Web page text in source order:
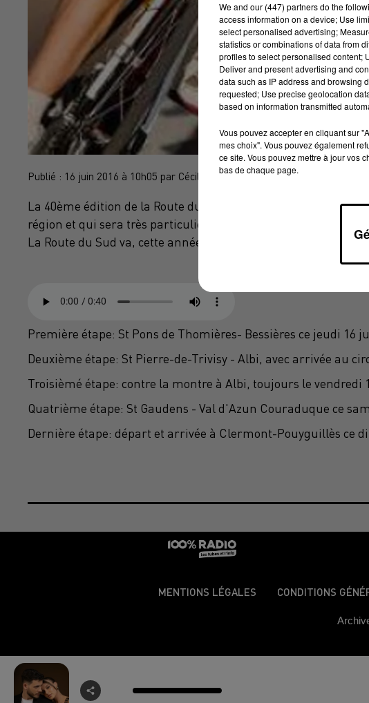
Publié : 16 juin 2016 à 10h05 par Cécile Gabaude
La 40ème édition de la Route du Sud cycliste débute
région et qui sera très particulière, pour plusieurs raisons.
La Route du Sud va, cette année, au-delà du sport, Cyrille
Première étape: St Pons de Thomières- Bessières ce jeudi 16
Deuxième étape: St Pierre-de-Trivisy - Albi, avec arrivée au
Troisièmé étape: contre la montre à Albi, toujours le vendredi
Quatrième étape: St Gaudens - Val d'Azun Couraduque ce
Dernière étape: départ et arrivée à Clermont-Pouyguillès ce
MENTIONS LÉGALES CONDITIONS
We and our (447) partnersdo the
access information on a device; Use
select personalised advertising;
statistics or combinations of data from
profiles to select personalised content;
Deliver and present advertising and
data such as IP address and browsing
requested; Use precise geolocation
based on information transmitted
Vous pouvez accepter en cliquant sur
mes choix". Vous pouvez également
ce site. Vous pouvez mettre à jour vos
bas de chaque page.